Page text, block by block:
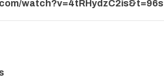
watch?v=4tRHydzC2is&t=96s